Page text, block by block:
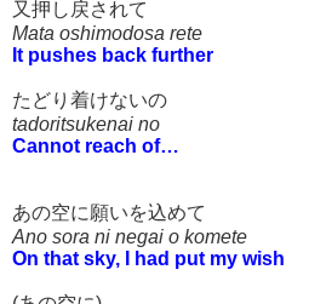
又押し戻されて
Mata oshimodosa rete
It pushes back further
たどり着けないの
tadoritsukenai no
Cannot reach of…
あの空に願いを込めて
Ano sora ni negai o komete
On that sky, I had put my wish